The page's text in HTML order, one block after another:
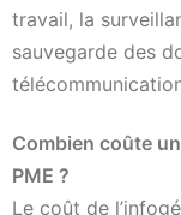
travail, la
sauvegarde des
Combien coûte
PME ?
Le coût de